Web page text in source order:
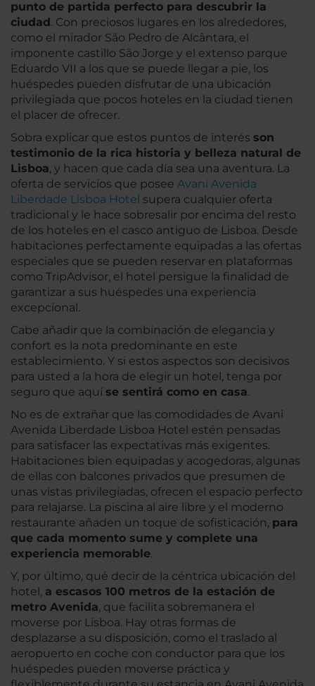
punto de partida perfecto para descubrir la
ciudad . Con preciosos lugares en los alrededores,
como el mirador São Pedro de Alcântara, el
imponente castillo São Jorge y el extenso parque
Eduardo VII a los que se puede llegar a pie, los
huéspedes pueden disfrutar de una ubicación
privilegiada que pocos hoteles en la ciudad tienen
el placer de ofrecer.
Sobra explicar que estos puntos de interés son
testimonio de la rica historia y belleza natural de
Lisboa, y hacen que cada día sea una aventura. La
oferta de servicios que posee Avani Avenida
Liberdade Lisboa Hotel supera cualquier oferta
tradicional y le hace sobresalir por encima del resto
de los hoteles en el casco antiguo de Lisboa. Desde
habitaciones perfectamente equipadas a las ofertas
especiales que se pueden reservar en plataformas
como TripAdvisor, el hotel persigue la finalidad de
garantizar a sus huéspedes una experiencia
excepcional.
Cabe añadir que la combinación de elegancia y
confort es la nota predominante en este
establecimiento. Y si estos aspectos son decisivos
para usted a la hora de elegir un hotel, tenga por
seguro que aquí se sentirá como en casa.
No es de extrañar que las comodidades de Avani
Avenida Liberdade Lisboa Hotel estén pensadas
para satisfacer las expectativas más exigentes.
Habitaciones bien equipadas y acogedoras, algunas
de ellas con balcones privados que presumen de
unas vistas privilegiadas, ofrecen el espacio perfecto
para relajarse. La piscina al aire libre y el moderno
restaurante añaden un toque de sofisticación, para
que cada momento sume y complete una
experiencia memorable.
Y, por último, qué decir de la céntrica ubicación del
hotel, a escasos 100 metros de la estación de
metro Avenida, que facilita sobremanera el
moverse por Lisboa. Hay otras formas de
desplazarse a su disposición, como el traslado al
aeropuerto en coche con conductor para que los
huéspedes pueden moverse práctica y